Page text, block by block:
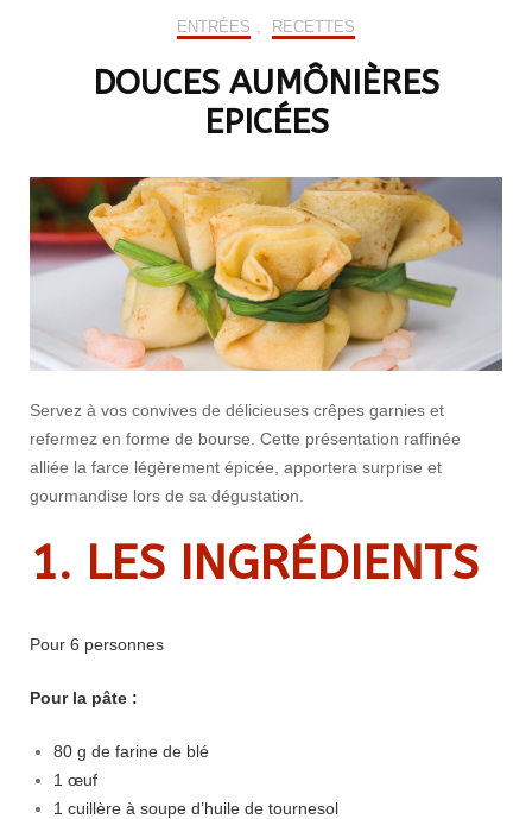
ENTRÉES , RECETTES
DOUCES AUMÔNIÈRES
EPICÉES
Servez à vos convives de délicieuses crêpes garnies et
refermez en forme de bourse. Cette présentation raffinée
alliée la farce légèrement épicée, apportera surprise et
gourmandise lors de sa dégustation.
1. LES INGRÉDIENTS
Pour 6 personnes
Pour la pâte :
80 g de farine de blé
1 œuf
1 cuillère à soupe d’huile de tournesol